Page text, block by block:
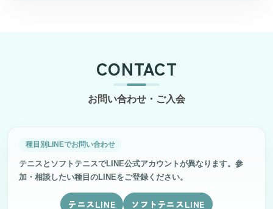
ソフトテニスLINE
CONTACT
お問い合わせ・ご入会
種目別LINEでお問い合わせ
テニスとソフトテニスでLINE公式アカウントが異なります。参
加・相談したい種目のLINEをご登録ください。
テニスLINE ソフトテニスLINE